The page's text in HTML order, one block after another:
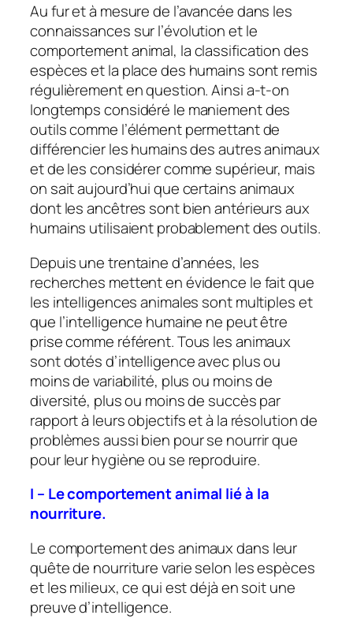
Au fur et à mesure de l’avancée dans les
connaissances sur l’évolution et le
comportement animal, la classification des
espèces et la place des humains sont remis
régulièrement en question. Ainsi a-t-on
longtemps considéré le maniement des
outils comme l’élément permettant de
différencier les humains des autres animaux
et de les considérer comme supérieur, mais
on sait aujourd’hui que certains animaux
dont les ancêtres sont bien antérieurs aux
humains utilisaient probablement des outils.
Depuis une trentaine d’années, les
recherches mettent en évidence le fait que
les intelligences animales sont multiples et
que l’intelligence humaine ne peut être
prise comme référent. Tous les animaux
sont dotés d’intelligence avec plus ou
moins de variabilité, plus ou moins de
diversité, plus ou moins de succès par
rapport à leurs objectifs et à la résolution de
problèmes aussi bien pour se nourrir que
pour leur hygiène ou se reproduire.
I – Le comportement animal lié à la
nourriture.
Le comportement des animaux dans leur
quête de nourriture varie selon les espèces
et les milieux, ce qui est déjà en soit une
preuve d’intelligence.